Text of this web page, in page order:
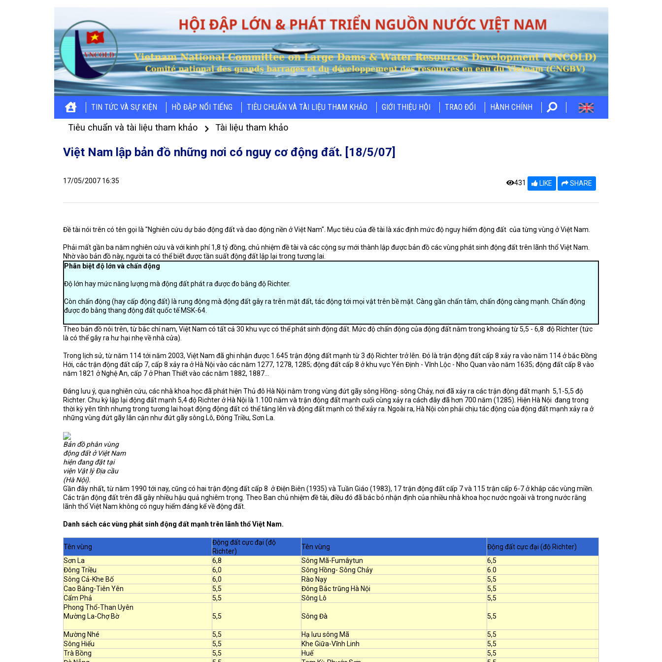
TIN TỨC VÀ SỰ KIỆN HỒ ĐẬP NỔI TIẾNG TIÊU CHUẨN VÀ TÀI LIỆU THAM KHẢO GIỚI THIỆU HỘI TRAO ĐỔI HÀNH CHÍNH
Tiêu chuẩn và tài liệu tham khảo Tài liệu tham khảo
Việt Nam lập bản đồ những nơi có nguy cơ động đất. [18/5/07]
17/05/2007 16:35 431 LIKE SHARE
Đề tài nói trên có tên gọi là "Nghiên cứu dự báo động đất và dao động nền ở Việt Nam". Mục tiêu của đề tài là xác định mức độ nguy hiểm động đất của từng vùng ở Việt Nam.
Phải mất gần ba năm nghiên cứu và với kinh phí 1,8 tỷ đồng, chủ nhiệm đề tài và các cộng sự mới thành lập được bản đồ các vùng phát sinh động đất trên lãnh thổ Việt Nam.
Nhờ vào bản đồ này, người ta có thể biết được tần suất động đất lập lại trong tương lai.
Phân biệt độ lớn và chấn động
Độ lớn hay mức năng lượng mà động đất phát ra được đo bằng độ Richter.
Còn chấn động (hay cấp động đất) là rung động mà động đất gây ra trên mặt đất, tác động tới mọi vật trên bề mặt. Càng gần chấn tâm, chấn động càng mạnh. Chấn động
được đo bằng thang động đất quốc tế MSK-64.
Theo bản đồ nói trên, từ bắc chí nam, Việt Nam có tất cả 30 khu vực có thể phát sinh động đất. Mức độ chấn động của động đất nằm trong khoảng từ 5,5 - 6,8 độ Ríchter (tức
là có thể gây ra hư hại nhẹ về nhà cửa).
Trong lịch sử, từ năm 114 tới năm 2003, Việt Nam đã ghi nhận được 1.645 trận động đất mạnh từ 3 độ Richter trở lên. Đó là trận động đất cấp 8 xảy ra vào năm 114 ở bắc Đồng
Hới, các trận động đất cấp 7, cấp 8 xảy ra ở Hà Nội vào các năm 1277, 1278, 1285; động đất cấp 8 ở khu vực Yên Định - Vĩnh Lộc - Nho Quan vào năm 1635; động đất cấp 8 vào
năm 1821 ở Nghệ An, cấp 7 ở Phan Thiết vào các năm 1882, 1887...
Đáng lưu ý, qua nghiên cứu, các nhà khoa học đã phát hiện Thủ đô Hà Nội nằm trong vùng đứt gãy sông Hồng- sông Chảy, nơi đã xảy ra các trận động đất mạnh 5,1-5,5 độ
Richter. Chu kỳ lặp lại động đất mạnh 5,4 độ Richter ở Hà Nội là 1.100 năm và trận động đất mạnh cuối cùng xảy ra cách đây đã hơn 700 năm (1285). Hiện Hà Nội đang trong
thời kỳ yên tĩnh nhưng trong tương lai hoạt động động đất có thể tăng lên và động đất mạnh có thể xảy ra. Ngoài ra, Hà Nội còn phải chịu tác động của động đất mạnh xảy ra ở
những vùng đứt gãy lân cận như đứt gãy sông Lô, Đông Triều, Sơn La.
Bản đồ phân vùng
động đất ở Việt Nam
hiện đang đặt tại
viện Vật lý Địa cầu
(Hà Nội).
Gần đây nhất, từ năm 1990 tới nay, cũng có hai trận động đất cấp 8 ở Điện Biên (1935) và Tuần Giáo (1983), 17 trận động đất cấp 7 và 115 trận cấp 6-7 ở khắp các vùng miền.
Các trận động đất trên đã gây nhiều hậu quả nghiêm trọng. Theo Ban chủ nhiệm đề tài, điều đó đã bác bỏ nhận định của nhiều nhà khoa học nước ngoài và trong nước rằng
lãnh thổ Việt Nam không có nguy hiểm đáng kể về động đất.
Danh sách các vùng phát sinh động đất mạnh trên lãnh thổ Việt Nam.
Tên vùng
Động đất cực đại (độ
Richter)
Tên vùng
Động đất cực đại (độ Richter)
Sơn La
6,8 Sông Mã-Fumâytun
6,5
Đông Triều
6,0 Sông Hồng- Sông Chảy
6.0
Sông Cả-Khe Bố
6,0 Rào Nạy
5,5
Cao Bằng-Tiên Yên
5,5 Đông Bắc trũng Hà Nội
5,5
Cẩm Phả
5,5 Sông Lô
5,5
Phong Thổ-Than Uyên
Mường La-Chợ Bờ
5,5 Sông Đà 5,5
Mường Nhé 5,5 Hạ lưu sông Mã
5,5
Sông Hiếu
5,5 Khe Giữa-Vĩnh Linh
5,5
Trà Bồng
5,5 Huế
5,5